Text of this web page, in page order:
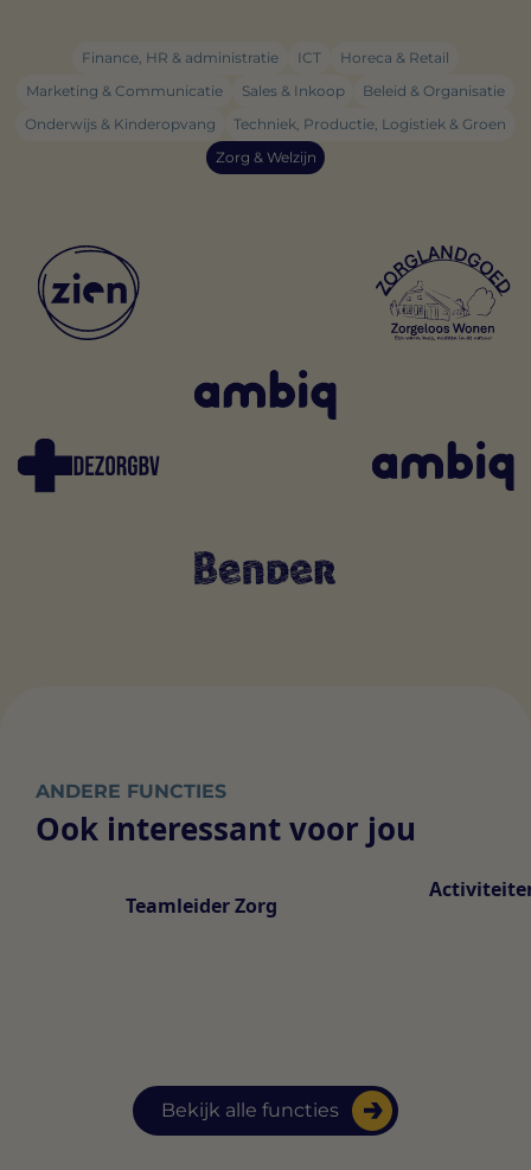
Finance, HR & administratie ICT
Horeca & Retail
Marketing & Communicatie
Sales & Inkoop
Beleid & Organisatie
Onderwijs & Kinderopvang
Techniek, Productie, Logistiek & Groen
Zorg & Welzijn
ANDERE FUNCTIES
Ook interessant voor jou
Bekijk alle functies
Teamleider Zorg